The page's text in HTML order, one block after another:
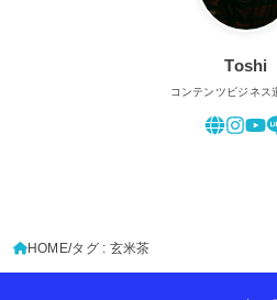
Toshi
コンテンツビジネス
HOME タグ : 玄米茶